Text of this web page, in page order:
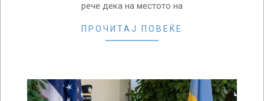
рече дека на местото на
ПРОЧИТАЈ ПОВЕЌЕ